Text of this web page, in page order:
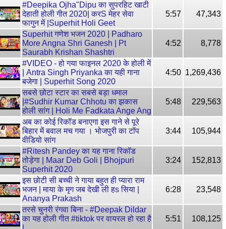
#Deepika Ojha"Dipu का सुपरहिट खाटी
देहाती होली गीत 2020| करS मेहर सेवा
फागुन में |Superhit Holi Geet
5:57 47,343
Superhit गणेश भजन 2020 | Padharo
More Angna Shri Ganesh | Pt
Saurabh Krishan Shashtri
4:52 8,778
#VIDEO - हो गया फाइनल 2020 के होली में
| Antra Singh Priyanka का यही गाना
बजेगा | Superhit Song 2020
4:50 1,269,436
सबसे छोटा स्टार का सबसे बड़ा धमाल
|#Sudhir Kumar Chhotu का झकास
होली सांग | Holi Me Fadkata Ange Ang
5:48 229,563
अब का कोई रिकॉड बनाएगा इस गाने से पूरे
बिहार में बवाल मच गया । भोजपुरी का टॉप
वीडियो सांग
3:44 105,944
#Ritesh Pandey का यह गाना रिकॉड
तोड़ेगा | Maar Deb Goli | Bhojpuri
Superhit 2020
3:24 152,813
इस छोटी सी बच्ची ने गाया बहुत ही प्यारा राम
भजन | माया के मृग जब देखी ली हs सिया |
Ananya Prakash
6:28 23,548
तरसे चुनरी रंगवा बिना - #Deepak Dildar
का यह होली गीत #tiktok पर वायरल हो रहा है
5:51 108,125